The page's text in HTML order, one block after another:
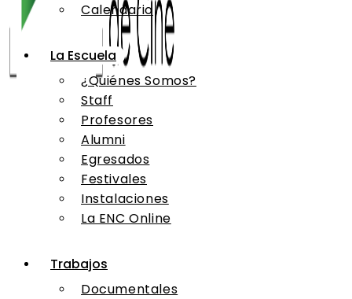
Calendario
La Escuela
¿Quiénes Somos?
Staff
Profesores
Alumni
Egresados
Festivales
Instalaciones
La ENC Online
Trabajos
Documentales